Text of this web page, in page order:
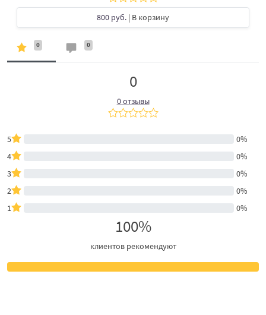
800 руб. | В корзину
0 0
0
0 отзывы
5
0%
4
0%
3
0%
2
0%
1
0%
100%
клиентов рекомендуют